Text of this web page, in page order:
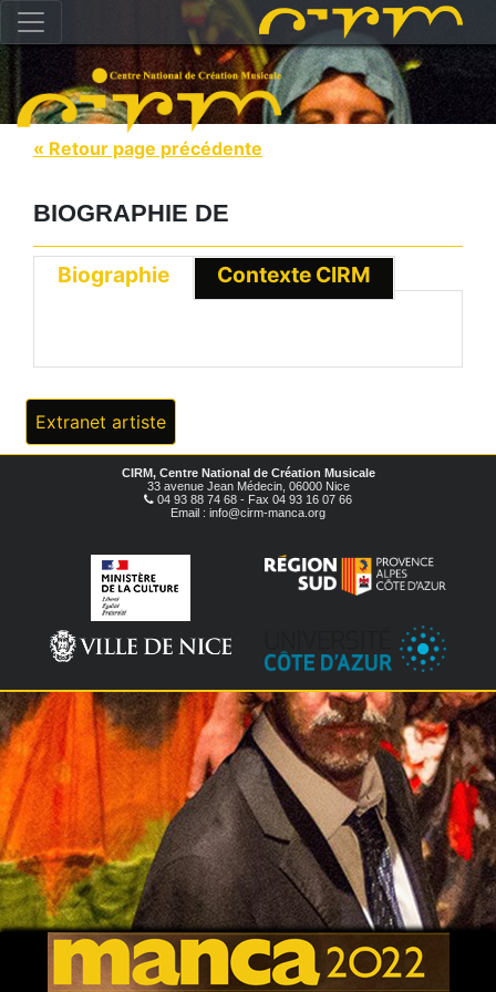
« Retour page précédente
BIOGRAPHIE DE
Biographie Contexte CIRM
Extranet artiste
CIRM, Centre National de Création Musicale
33 avenue Jean Médecin, 06000 Nice
04 93 88 74 68 - Fax 04 93 16 07 66
Email : info@cirm-manca.org